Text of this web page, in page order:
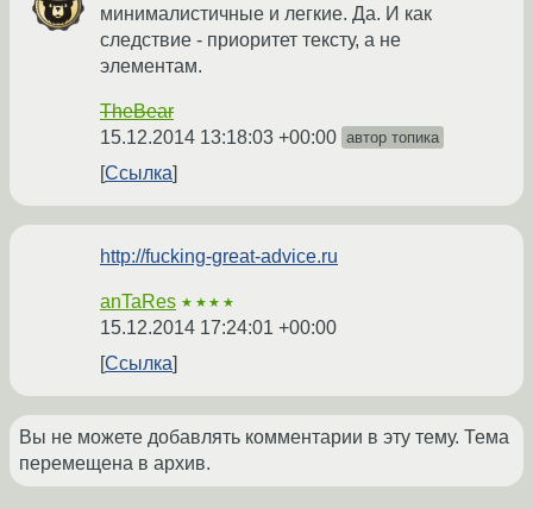
минималистичные и легкие. Да. И как
следствие - приоритет тексту, а не
элементам.
TheBear
15.12.2014 13:18:03 +00:00 автор топика
Ссылка
http://fucking-great-advice.ru
anTaRes ★★★★
15.12.2014 17:24:01 +00:00
Ссылка
Вы не можете добавлять комментарии в эту тему. Тема
перемещена в архив.